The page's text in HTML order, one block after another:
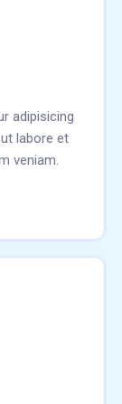
adipisicing
labore et
veniam.